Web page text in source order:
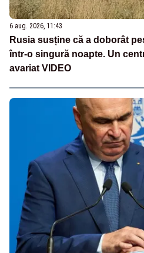
6 aug. 2026, 11:43
Rusia susține că a doborât
într-o singură noapte. Un
avariat VIDEO